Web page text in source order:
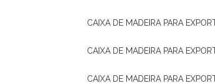
CAIXA DE MADEIRA PARA
CAIXA DE MADEIRA PARA
CAIXA DE MADEIRA PARA